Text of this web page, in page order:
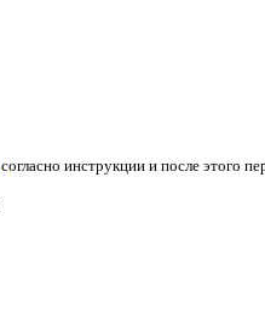
согласно инструкции и после этого